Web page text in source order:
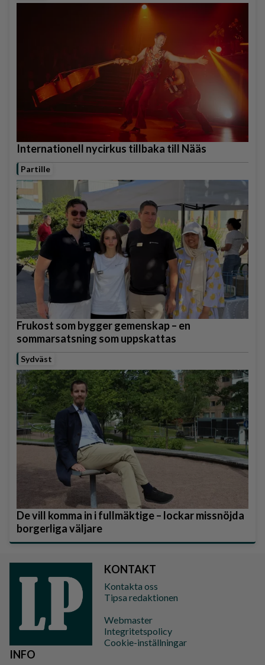
Internationell nycirkus tillbaka till Nääs
Partille
Frukost som bygger gemenskap – en
sommarsatsning som uppskattas
Sydväst
De vill komma in i fullmäktige – lockar missnöjda
borgerliga väljare
KONTAKT
Kontakta oss
Tipsa redaktionen
Webmaster
Integritetspolicy
Cookie-inställningar
INFO